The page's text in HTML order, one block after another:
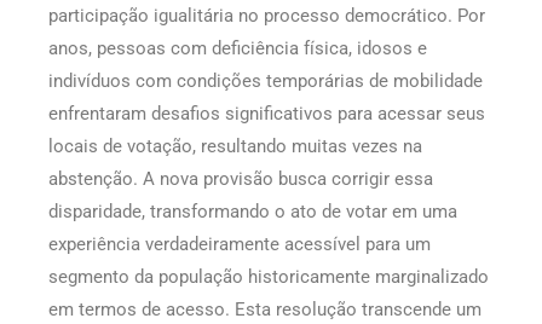
participação igualitária no processo democrático. Por
anos, pessoas com deficiência física, idosos e
indivíduos com condições temporárias de mobilidade
enfrentaram desafios significativos para acessar seus
locais de votação, resultando muitas vezes na
abstenção. A nova provisão busca corrigir essa
disparidade, transformando o ato de votar em uma
experiência verdadeiramente acessível para um
segmento da população historicamente marginalizado
em termos de acesso. Esta resolução transcende um